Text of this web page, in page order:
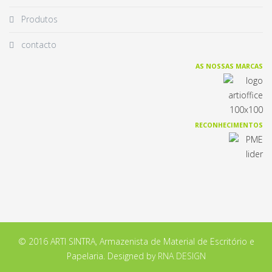
Produtos
contacto
AS NOSSAS MARCAS
RECONHECIMENTOS
© 2016 ARTI SINTRA, Armazenista de Material de Escritório e
Papelaria. Designed by RNA DESIGN